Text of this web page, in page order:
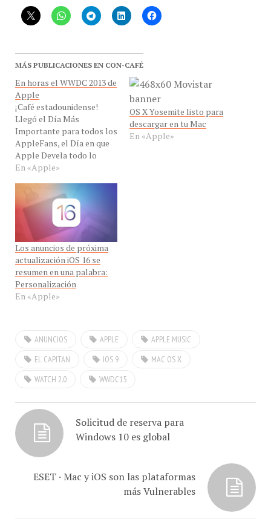
MÁS PUBLICACIONES EN CON-CAFÉ
En horas el WWDC 2013 de
Apple
¡Café estadounidense!
Llegó el Día Más
Importante para todos los
AppleFans, el Día en que
Apple Devela todo lo
nuevo que trae posibles
quizás del debilitado
sucesor del iPhone 5, de
las nuevas Mac, en la
esperada Apple
Worldwide Developers
Conference (WWDC) a
desarrollarse en el…
En «Apple»
OS X Yosemite listo para
descargar en tu Mac
En «Apple»
Los anuncios de próxima
actualización iOS 16 se
resumen en una palabra:
Personalización
En «Apple»
ANUNCIOS APPLE
APPLE MUSIC
EL CAPITAN
IOS 9
MAC OS X
WATCH 2.0
WWDC15
Solicitud de reserva para
Windows 10 es global
ESET · Mac y iOS son las plataformas
más Vulnerables